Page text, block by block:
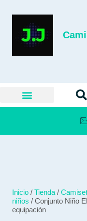
Inicio / Tienda /
niños / Conjunto Niño
equipación